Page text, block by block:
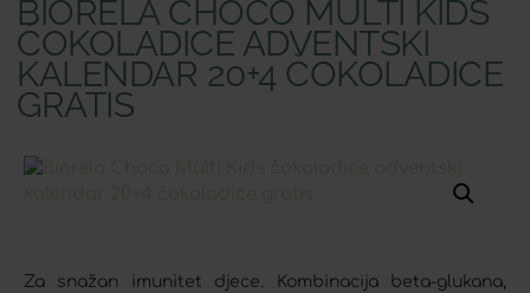
BIORELA CHOCO MULTI KIDS
ČOKOLADICE ADVENTSKI
KALENDAR 20+4 ČOKOLADICE
GRATIS
Za snažan imunitet djece. Kombinacija beta-glukana,